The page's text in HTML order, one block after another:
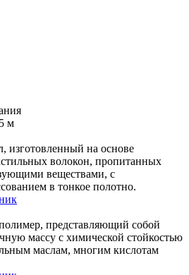
м
изготовленный на основе
волокон, пропитанных
веществами, с
в тонкое полотно.
представляющий собой
массу с химической стойкостью
маслам, многим кислотам